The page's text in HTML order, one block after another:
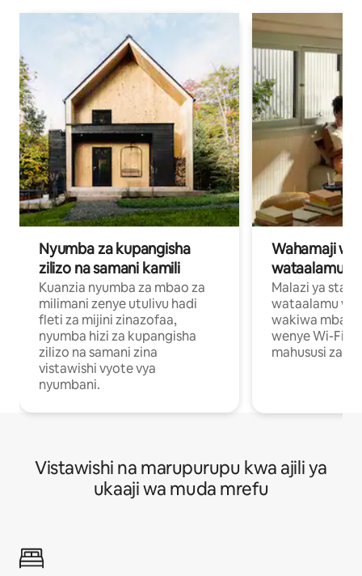
Nyumba za kupangisha
zilizo na samani kamili
Kuanzia nyumba za mbao za
milimani zenye utulivu hadi
fleti za mijini zinazofaa,
nyumba hizi za kupangisha
zilizo na samani zina
vistawishi vyote vya
nyumbani.
Wahamaji
wataalamu
Malazi ya
wataalamu
wakiwa mbali
wenye Wi-Fi
mahususi za
Vistawishi na marupurupu kwa ajili ya
ukaaji wa muda mrefu